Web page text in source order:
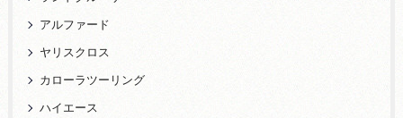
アルファード
ヤリスクロス
カローラツーリング
ハイエース